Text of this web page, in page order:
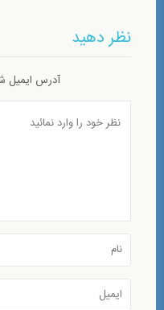
نظر دهید
آدرس ایمیل